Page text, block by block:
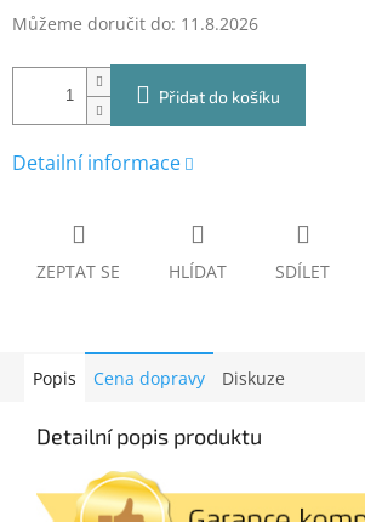
Můžeme doručit do: 11.8.2026
Přidat do košíku
Detailní informace
ZEPTAT SE HLÍDAT SDÍLET
Popis Cena dopravy Diskuze
Detailní popis produktu